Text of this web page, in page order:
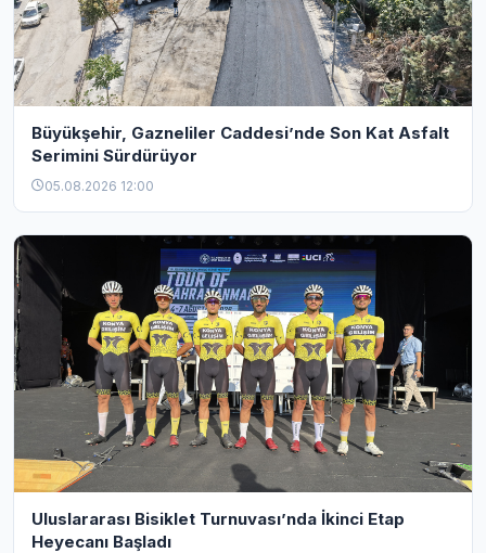
Büyükşehir, Gazneliler Caddesi’nde Son Kat Asfalt
Serimini Sürdürüyor
05.08.2026 12:00
Uluslararası Bisiklet Turnuvası’nda İkinci Etap
Heyecanı Başladı